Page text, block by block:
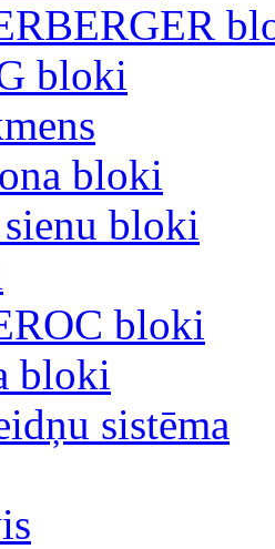
bloki
bloki
bloki
bloki
bloki
sistēma